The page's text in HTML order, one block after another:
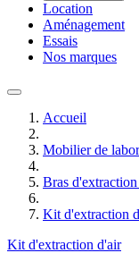
Location
Aménagement
Essais
Nos marques
Accueil
Mobilier de
Bras
Kit d'extraction
Kit d'extraction d'air